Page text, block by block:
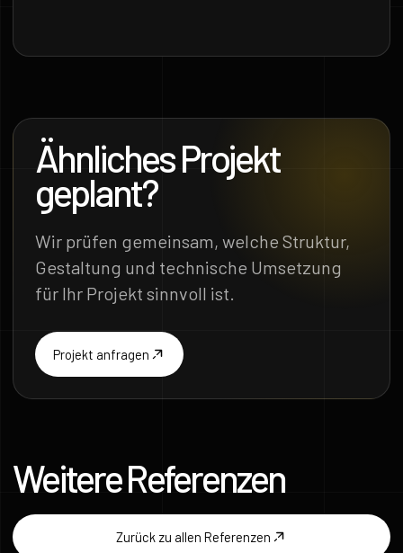
Ähnliches Projekt
geplant?
Wir prüfen gemeinsam, welche Struktur,
Gestaltung und technische Umsetzung
für Ihr Projekt sinnvoll ist.
Projekt anfragen
Weitere Referenzen
Zurück zu allen Referenzen